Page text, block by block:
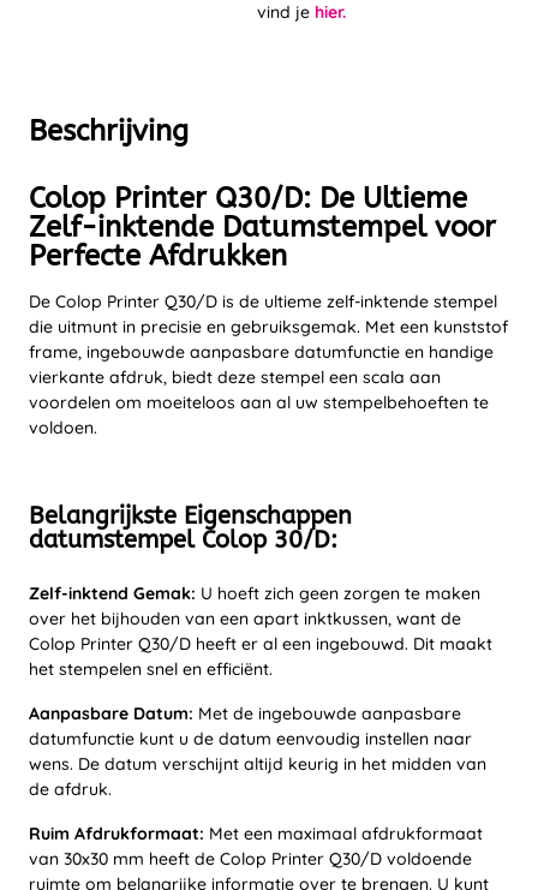
Beschrijving
Colop Printer Q30/D: De Ultieme
Zelf-inktende Datumstempel voor
Perfecte Afdrukken
De Colop Printer Q30/D is de ultieme zelf-inktende stempel
die uitmunt in precisie en gebruiksgemak. Met een kunststof
frame, ingebouwde aanpasbare datumfunctie en handige
vierkante afdruk, biedt deze stempel een scala aan
voordelen om moeiteloos aan al uw stempelbehoeften te
voldoen.
Belangrijkste Eigenschappen
datumstempel Colop 30/D:
Zelf-inktend Gemak: U hoeft zich geen zorgen te maken
over het bijhouden van een apart inktkussen, want de
Colop Printer Q30/D heeft er al een ingebouwd. Dit maakt
het stempelen snel en efficiënt.
Aanpasbare Datum: Met de ingebouwde aanpasbare
datumfunctie kunt u de datum eenvoudig instellen naar
wens. De datum verschijnt altijd keurig in het midden van
de afdruk.
Ruim Afdrukformaat: Met een maximaal afdrukformaat
van 30x30 mm heeft de Colop Printer Q30/D voldoende
ruimte om belangrijke informatie over te brengen. U kunt
vind je hier.